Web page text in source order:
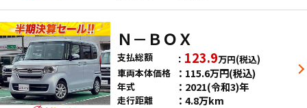
Ｎ－ＢＯＸ
支払総額 123.9万円(税込)
車両本体価格
115.6万円(税込)
年式 2021(令和3)年
走行距離 4.8万km